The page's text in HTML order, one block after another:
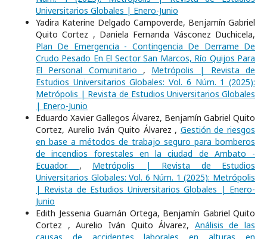
Universitarios Globales | Enero-Junio
Yadira Katerine Delgado Campoverde, Benjamín Gabriel
Quito Cortez , Daniela Fernanda Vásconez Duchicela,
Plan De Emergencia - Contingencia De Derrame De
Crudo Pesado En El Sector San Marcos, Río Quijos Para
El Personal Comunitario , Metrópolis | Revista de
Estudios Universitarios Globales: Vol. 6 Núm. 1 (2025):
Metrópolis | Revista de Estudios Universitarios Globales
| Enero-Junio
Eduardo Xavier Gallegos Álvarez, Benjamín Gabriel Quito
Cortez, Aurelio Iván Quito Álvarez , Gestión de riesgos
en base a métodos de trabajo seguro para bomberos
de incendios forestales en la ciudad de Ambato -
Ecuador. , Metrópolis | Revista de Estudios
Universitarios Globales: Vol. 6 Núm. 1 (2025): Metrópolis
| Revista de Estudios Universitarios Globales | Enero-
Junio
Edith Jessenia Guamán Ortega, Benjamín Gabriel Quito
Cortez , Aurelio Iván Quito Álvarez, Análisis de las